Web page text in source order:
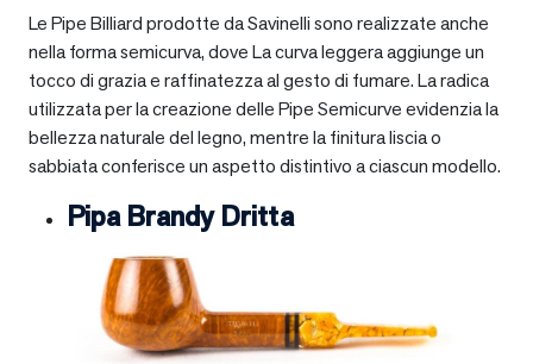
Le Pipe Billiard prodotte da Savinelli sono realizzate anche
nella forma semicurva, dove La curva leggera aggiunge un
tocco di grazia e raffinatezza al gesto di fumare. La radica
utilizzata per la creazione delle Pipe Semicurve evidenzia la
bellezza naturale del legno, mentre la finitura liscia o
sabbiata conferisce un aspetto distintivo a ciascun modello.
Pipa Brandy Dritta